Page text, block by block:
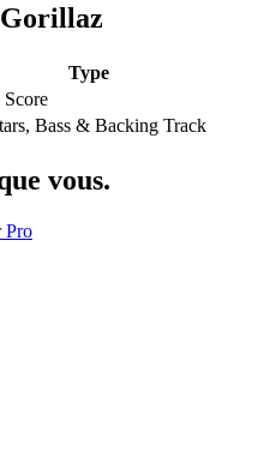
Gorillaz
Type
Bass & Backing Track
vous.
Pro